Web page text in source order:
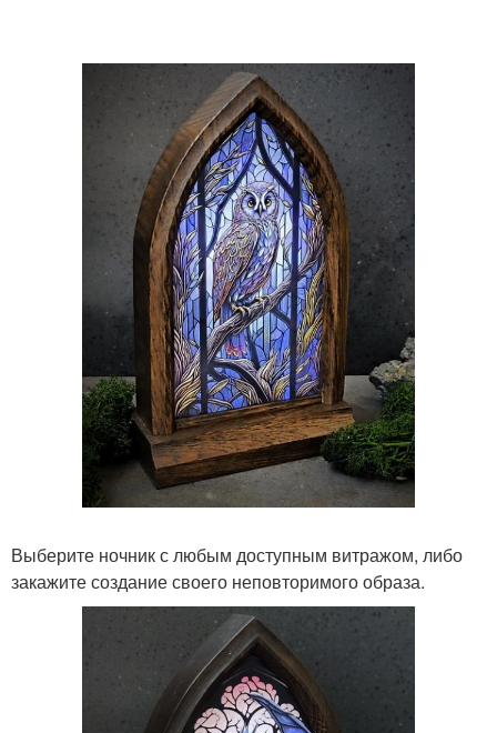
Выберите ночник с любым доступным витражом, либо
закажите создание своего неповторимого образа.